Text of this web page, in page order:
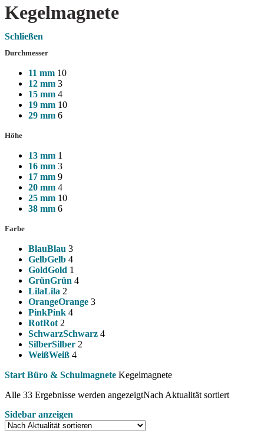
Kegelmagnete
Schließen
Durchmesser
11 mm 10
12 mm 3
15 mm 4
19 mm 10
29 mm 6
Höhe
13 mm 1
16 mm 3
17 mm 9
20 mm 4
25 mm 10
38 mm 6
Farbe
BlauBlau 3
GelbGelb 4
GoldGold 1
GrünGrün 4
LilaLila 2
OrangeOrange 3
PinkPink 4
RotRot 2
SchwarzSchwarz 4
SilberSilber 2
WeißWeiß 4
Start Büro & Schulmagnete Kegelmagnete
Alle 33 Ergebnisse werden angezeigtNach Aktualität sortiert
Sidebar anzeigen